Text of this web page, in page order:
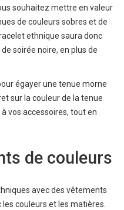
souhaitez mettre en valeur
de couleurs sobres et de
ethnique saura donc
soirée noire, en plus de
égayer une tenue morne
sur la couleur de la tenue
vos accessoires, tout en
de couleurs
avec des vêtements
couleurs et les matières.